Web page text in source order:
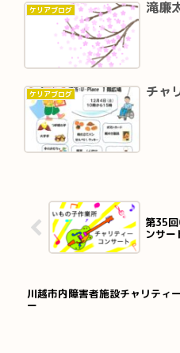
ケリアブログ 滝廉
ケリアブログ チャ
第35
ンサー
川越市内障害者施設チャリティ
ー